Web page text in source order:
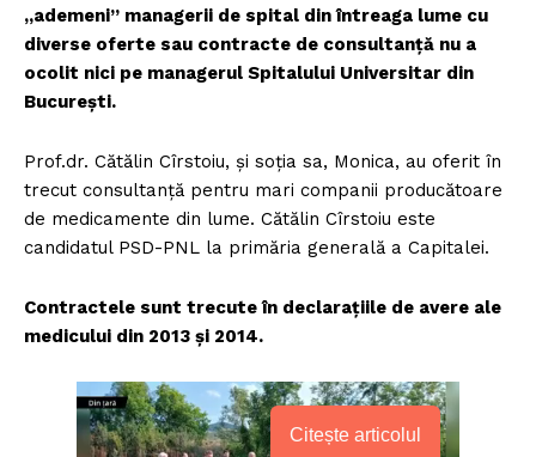
„ademeni” managerii de spital din întreaga lume cu
diverse oferte sau contracte de consultanță nu a
ocolit nici pe managerul Spitalului Universitar din
București.
Prof.dr. Cătălin Cîrstoiu, și soția sa, Monica, au oferit în
trecut consultanță pentru mari companii producătoare
de medicamente din lume. Cătălin Cîrstoiu este
candidatul PSD-PNL la primăria generală a Capitalei.
Contractele sunt trecute în declarațiile de avere ale
medicului din 2013 și 2014.
Citește articolul